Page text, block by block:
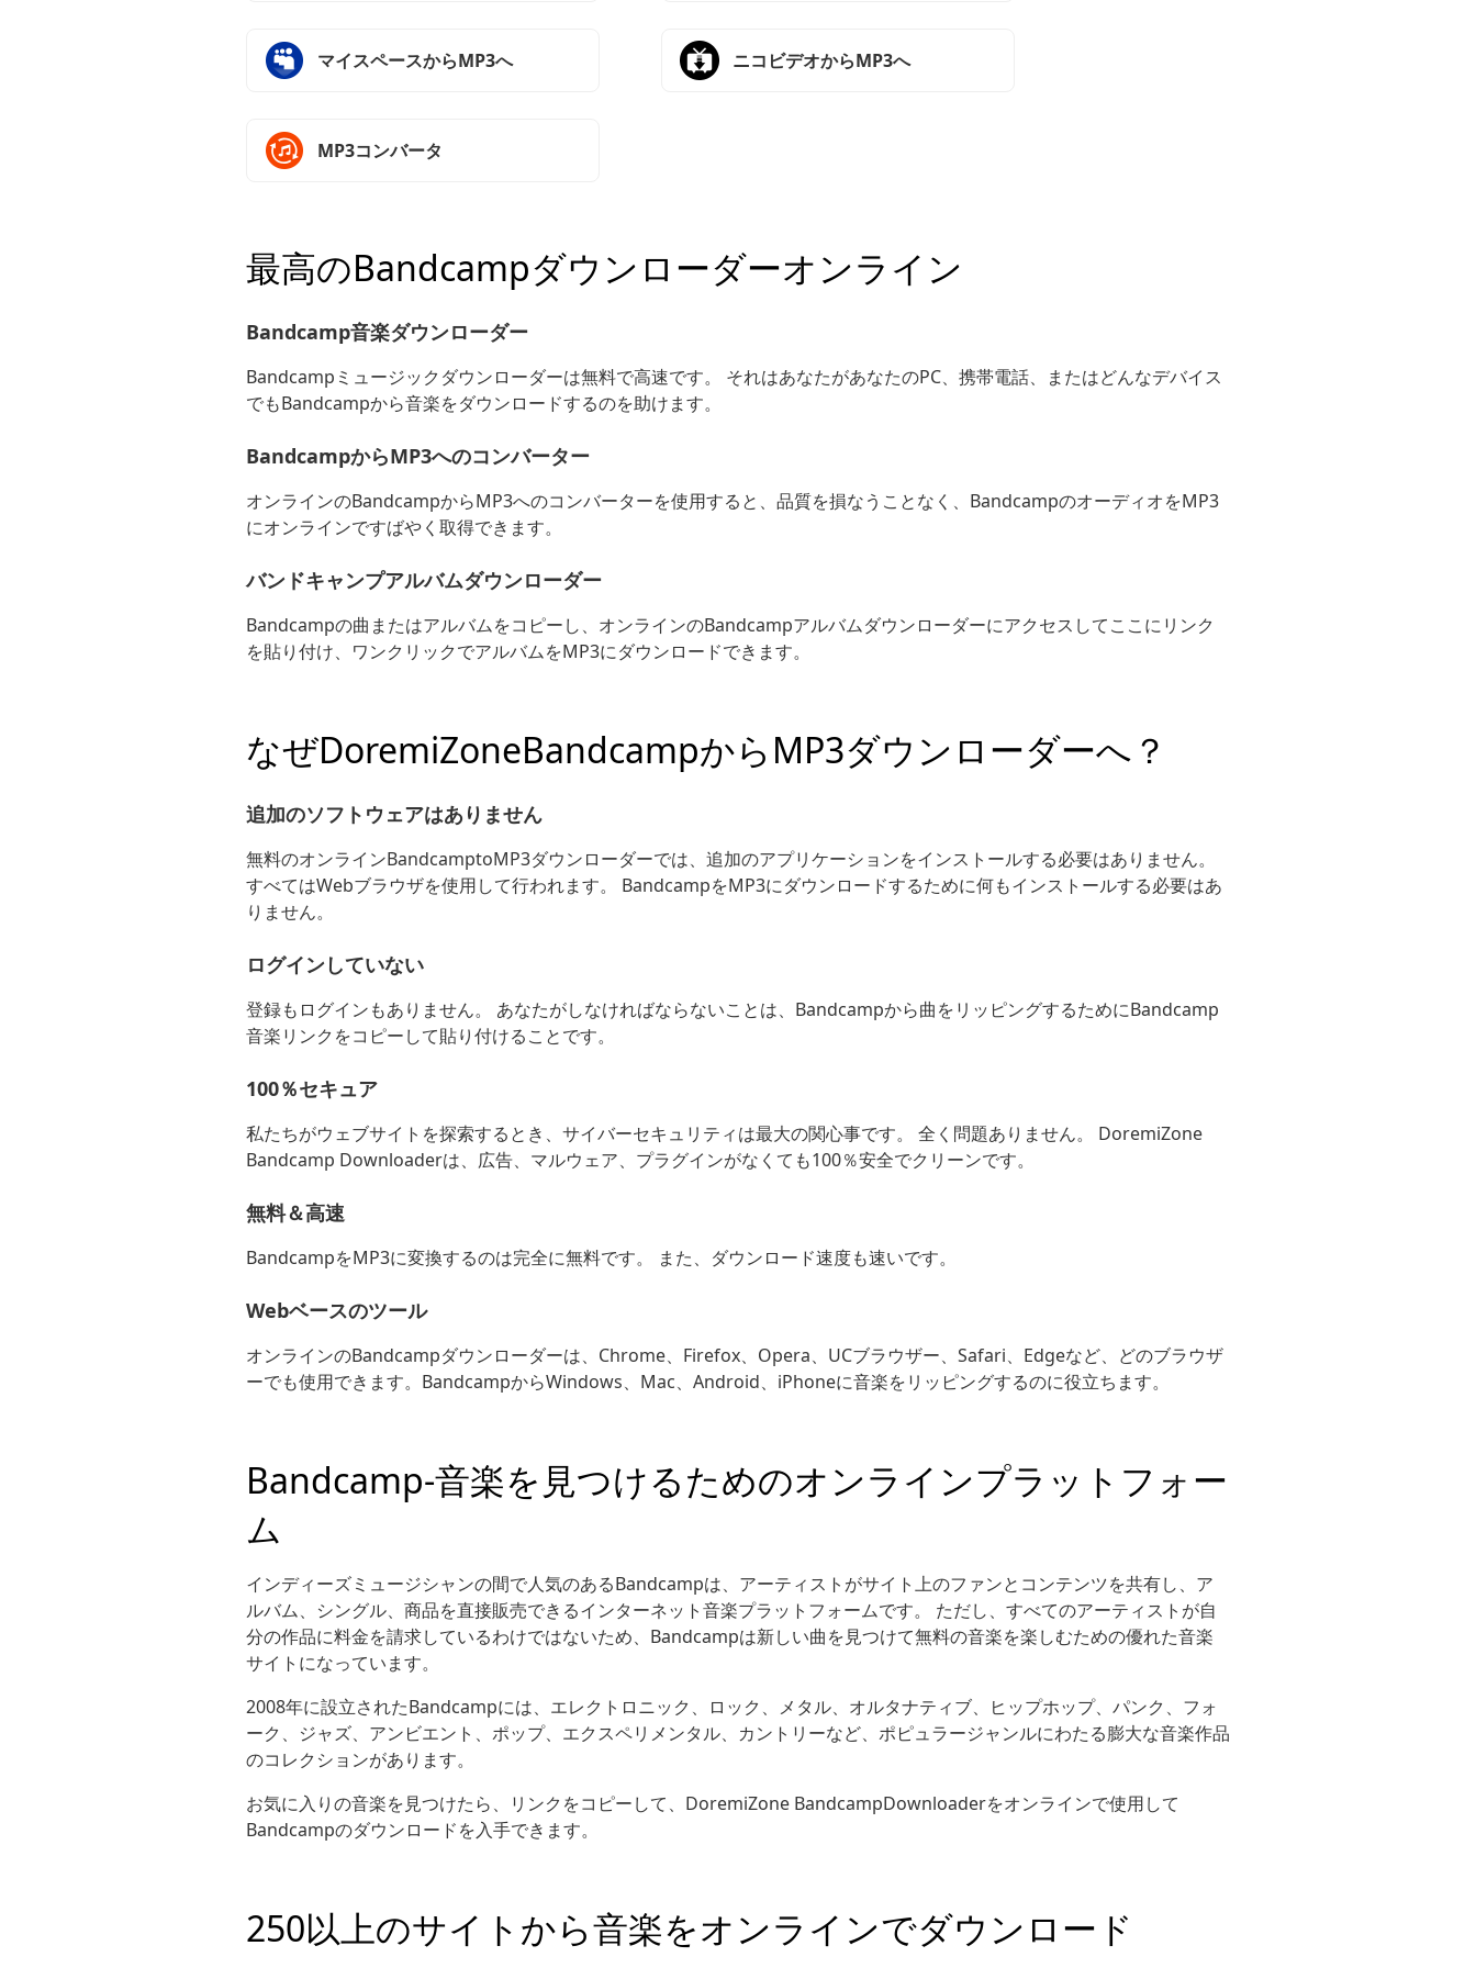
マイスペースからMP3へ ニコビデオからMP3へ
MP3コンバータ
最高のBandcampダウンローダーオンライン
Bandcamp音楽ダウンローダー
Bandcampミュージックダウンローダーは無料で高速です。 それはあなたがあなたのPC、携帯電話、またはどんなデバイス
でもBandcampから音楽をダウンロードするのを助けます。
BandcampからMP3へのコンバーター
オンラインのBandcampからMP3へのコンバーターを使用すると、品質を損なうことなく、BandcampのオーディオをMP3
にオンラインですばやく取得できます。
バンドキャンプアルバムダウンローダー
Bandcampの曲またはアルバムをコピーし、オンラインのBandcampアルバムダウンローダーにアクセスしてここにリンク
を貼り付け、ワンクリックでアルバムをMP3にダウンロードできます。
なぜDoremiZoneBandcampからMP3ダウンローダーへ？
追加のソフトウェアはありません
無料のオンラインBandcamptoMP3ダウンローダーでは、追加のアプリケーションをインストールする必要はありません。
すべてはWebブラウザを使用して行われます。 BandcampをMP3にダウンロードするために何もインストールする必要はあ
りません。
ログインしていない
登録もログインもありません。 あなたがしなければならないことは、Bandcampから曲をリッピングするためにBandcamp
音楽リンクをコピーして貼り付けることです。
100％セキュア
私たちがウェブサイトを探索するとき、サイバーセキュリティは最大の関心事です。 全く問題ありません。 DoremiZone
Bandcamp Downloaderは、広告、マルウェア、プラグインがなくても100％安全でクリーンです。
無料＆高速
BandcampをMP3に変換するのは完全に無料です。 また、ダウンロード速度も速いです。
Webベースのツール
オンラインのBandcampダウンローダーは、Chrome、Firefox、Opera、UCブラウザー、Safari、Edgeなど、どのブラウザ
ーでも使用できます。BandcampからWindows、Mac、Android、iPhoneに音楽をリッピングするのに役立ちます。
Bandcamp-音楽を見つけるためのオンラインプラットフォー
ム
インディーズミュージシャンの間で人気のあるBandcampは、アーティストがサイト上のファンとコンテンツを共有し、ア
ルバム、シングル、商品を直接販売できるインターネット音楽プラットフォームです。 ただし、すべてのアーティストが自
分の作品に料金を請求しているわけではないため、Bandcampは新しい曲を見つけて無料の音楽を楽しむための優れた音楽
サイトになっています。
2008年に設立されたBandcampには、エレクトロニック、ロック、メタル、オルタナティブ、ヒップホップ、パンク、フォ
ーク、ジャズ、アンビエント、ポップ、エクスペリメンタル、カントリーなど、ポピュラージャンルにわたる膨大な音楽作品
のコレクションがあります。
お気に入りの音楽を見つけたら、リンクをコピーして、DoremiZone BandcampDownloaderをオンラインで使用して
Bandcampのダウンロードを入手できます。
250以上のサイトから音楽をオンラインでダウンロード